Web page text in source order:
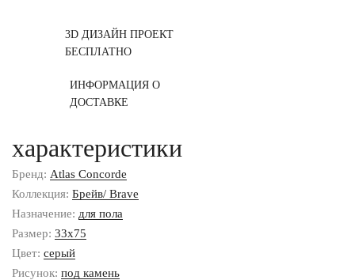
3D ДИЗАЙН ПРОЕКТ
БЕСПЛАТНО
ИНФОРМАЦИЯ О
ДОСТАВКЕ
характеристики
Бренд: Atlas Concorde
Коллекция: Брейв/ Brave
Назначение: для пола
Размер: 33x75
Цвет: серый
Рисунок: под камень